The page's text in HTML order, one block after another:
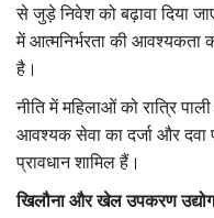
से जुड़े निवेश को बढ़ावा दिया
में आत्मनिर्भरता की आवश्यकता
है।
नीति में महिलाओं को रात्रि
आवश्यक सेवा का दर्जा और दवा
प्रावधान शामिल हैं।
खिलौना और खेल उपकरण उद्योग